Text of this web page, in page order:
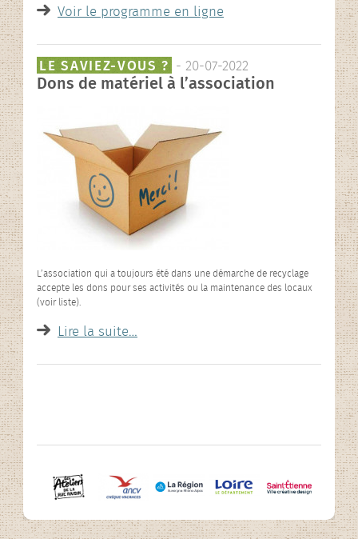
Voir le programme en ligne
LE SAVIEZ-VOUS ? - 20-07-2022
Dons de matériel à l’association
L’association qui a toujours été dans une démarche de recyclage
accepte les dons pour ses activités ou la maintenance des locaux
(voir liste).
Lire la suite…